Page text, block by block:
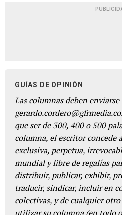
GUÍAS DE OPINIÓN
Las columnas deben enviarse
que ser de 300, 400 o 500
columna, el escritor concede
exclusiva, perpetua,
mundial y libre de regalías
distribuir, publicar, exhibir,
traducir, sindicar, incluir en
colectivas, y de cualquier